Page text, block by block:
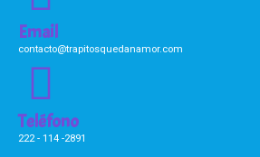
Email
contacto@trapitosquedanamor.com
Teléfono
222 - 114 -2891